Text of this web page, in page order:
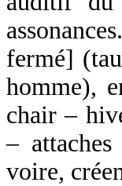
fermé]
homme),
chair –
–
voire,